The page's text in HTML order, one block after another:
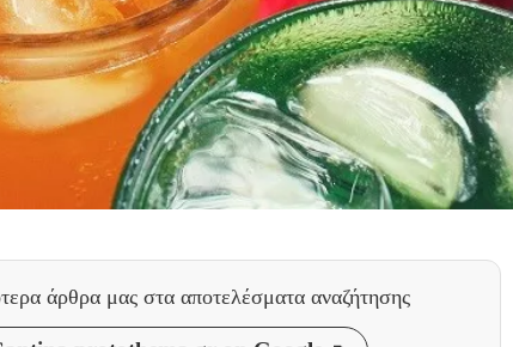
άρθρα μας στα αποτελέσματα αναζήτησης